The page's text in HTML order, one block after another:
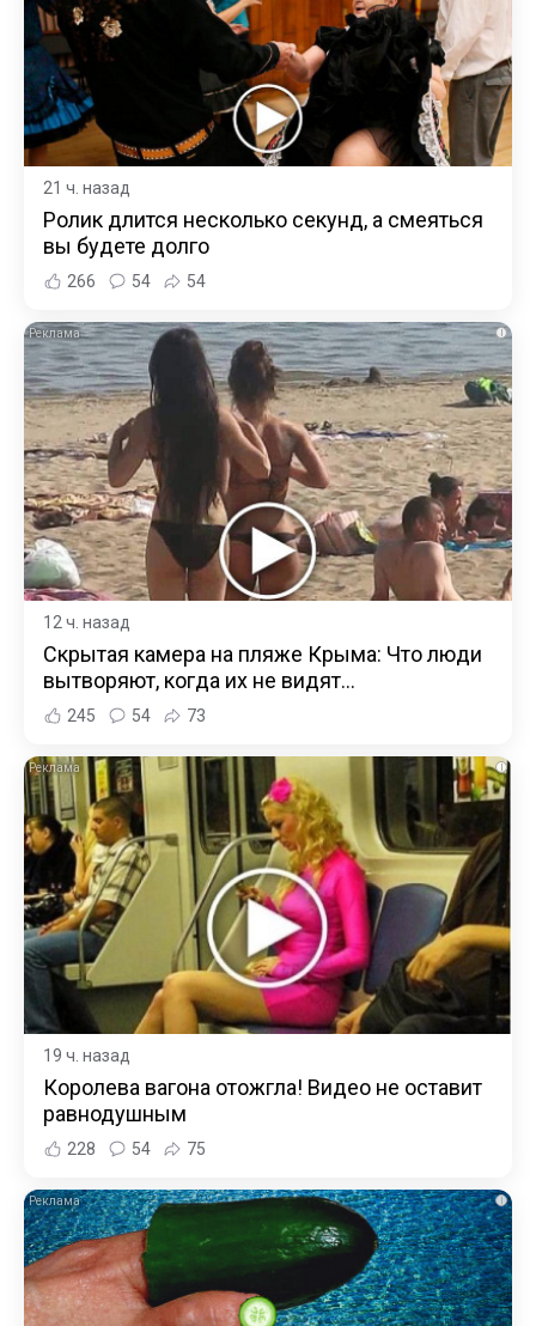
21 ч. назад
Ролик длится несколько секунд, а смеяться
вы будете долго
266 54 54
i
12 ч. назад
Скрытая камера на пляже Крыма: Что люди
вытворяют, когда их не видят...
245 54 73
i
19 ч. назад
Королева вагона отожгла! Видео не оставит
равнодушным
228 54 75
i